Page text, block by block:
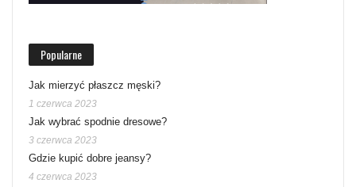
Popularne
Jak mierzyć płaszcz męski?
1 czerwca 2023
Jak wybrać spodnie dresowe?
3 czerwca 2023
Gdzie kupić dobre jeansy?
4 czerwca 2023